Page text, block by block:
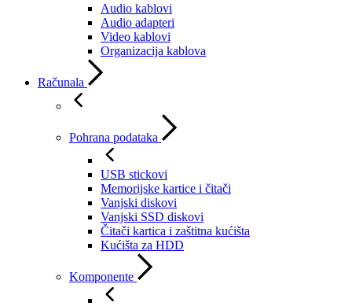
Audio kablovi
Audio adapteri
Video kablovi
Organizacija kablova
Računala
Pohrana podataka
USB stickovi
Memorijske kartice i čitači
Vanjski diskovi
Vanjski SSD diskovi
Čitači kartica i zaštitna kućišta
Kućišta za HDD
Komponente